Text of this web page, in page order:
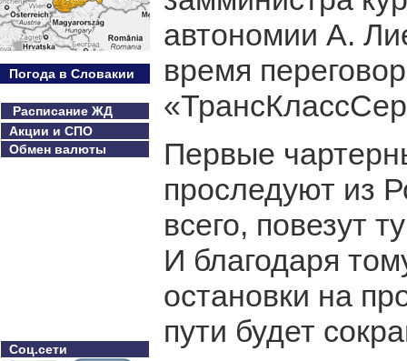
Погода в Словакии
Расписание ЖД
Акции и СПО
Обмен валюты
Соц.сети
автономии А.
время
Первые
проследуют из
всего, повезут
И благодаря
остановки на
пути будет